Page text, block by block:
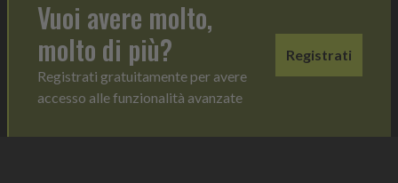
Vuoi avere molto,
molto di più?
Registrati gratuitamente per avere
accesso alle funzionalità avanzate
Registrati